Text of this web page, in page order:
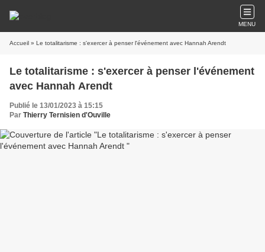
MENU
Accueil » Le totalitarisme : s'exercer à penser l'événement avec Hannah Arendt
Le totalitarisme : s'exercer à penser l'événement
avec Hannah Arendt
Publié le 13/01/2023 à 15:15
Par Thierry Ternisien d'Ouville